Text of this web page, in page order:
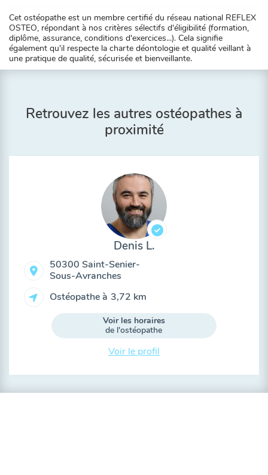
Cet ostéopathe est un membre certifié du réseau national REFLEX
OSTEO, répondant à nos critères sélectifs d'éligibilité (formation,
diplôme, assurance, conditions d'exercices...). Cela signifie
également qu'il respecte la charte déontologie et qualité veillant à
une pratique de qualité, sécurisée et bienveillante.
Retrouvez les autres ostéopathes à
proximité
Denis L.
50300 Saint-Senier-
Sous-Avranches
Ostéopathe à 3,72 km
Voir les horaires
de l'ostéopathe
Voir le profil